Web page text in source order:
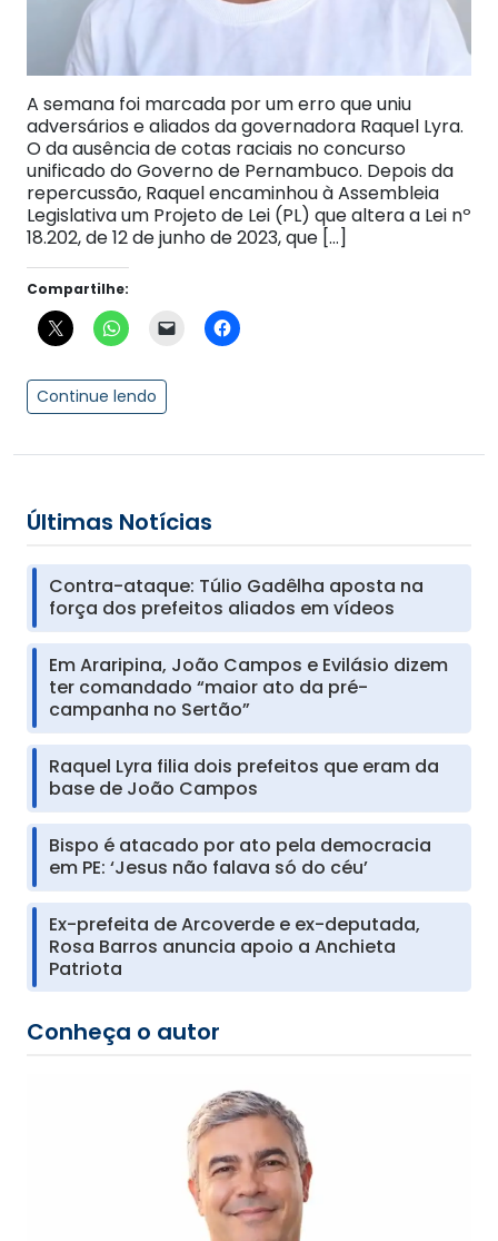
A semana foi marcada por um erro que uniu
adversários e aliados da governadora Raquel Lyra.
O da ausência de cotas raciais no concurso
unificado do Governo de Pernambuco. Depois da
repercussão, Raquel encaminhou à Assembleia
Legislativa um Projeto de Lei (PL) que altera a Lei nº
18.202, de 12 de junho de 2023, que […]
Compartilhe:
Continue lendo
Últimas Notícias
Contra-ataque: Túlio Gadêlha aposta na
força dos prefeitos aliados em vídeos
Em Araripina, João Campos e Evilásio dizem
ter comandado “maior ato da pré-
campanha no Sertão”
Raquel Lyra filia dois prefeitos que eram da
base de João Campos
Bispo é atacado por ato pela democracia
em PE: ‘Jesus não falava só do céu’
Ex-prefeita de Arcoverde e ex-deputada,
Rosa Barros anuncia apoio a Anchieta
Patriota
Conheça o autor